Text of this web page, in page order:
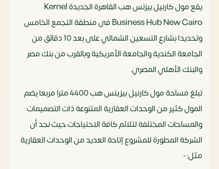
يقع مول كارنيل بيزنس هب القاهرة الجديدة Kernel
Business Hub New Cairo فى منطقة التجمع الخامس
وتحديدا بشارع التسعين الشمالي على بعد 10 دقائق من
الجامعة الكندية والجامعة الأمريكية وبالقرب من بنك مصر
والبنك الأهلي المصري.
تبلغ مساحة مول كارنيل بيزينس هب 4400 مترا مربعا يضم
المول كثير من الوحدات العقارية المتنوعة ذات التصميمات
والمساحات المختلفة لتلائم كافة الاحتياجات حيث نجد أن
الشركة المطورة للمشروع إتاحة العديد من الوحدات العقارية
مثل:-